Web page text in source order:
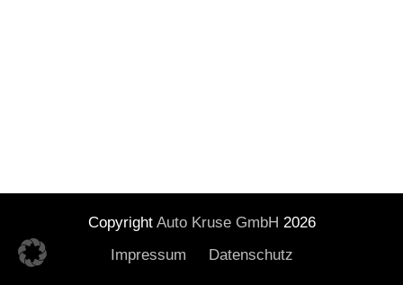
Copyright Auto Kruse GmbH 2026
Impressum
Datenschutz